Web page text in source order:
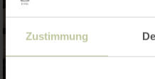
Zustimmung